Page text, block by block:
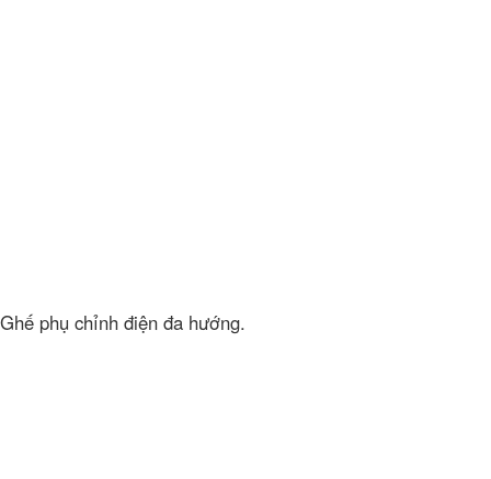
Ghế phụ chỉnh điện đa hướng.